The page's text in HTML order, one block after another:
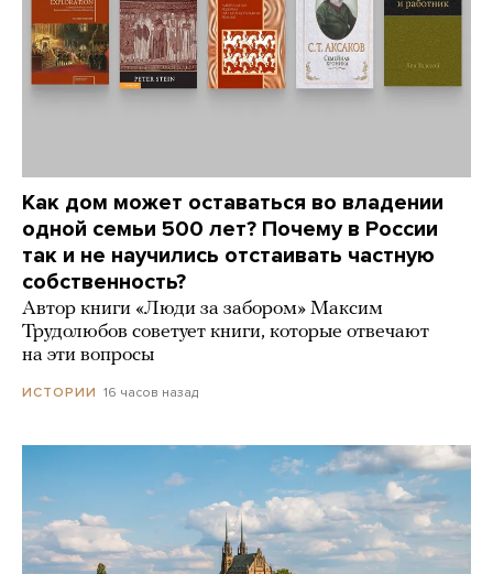
Как дом может оставаться во владении
одной семьи 500 лет? Почему в России
так и не научились отстаивать частную
собственность?
Автор книги «Люди за забором» Максим
Трудолюбов советует книги, которые отвечают
на эти вопросы
ИСТОРИИ 16 часов назад